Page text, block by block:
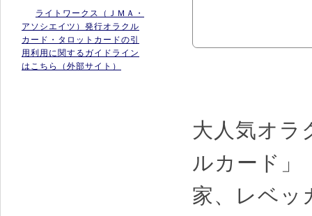
ライトワークス（ＪＭＡ・
アソシエイツ）発行オラクル
カード・タロットカードの引
用利用に関するガイドライン
はこちら（外部サイト）
大人気オラ
ルカード」
家、レベッ